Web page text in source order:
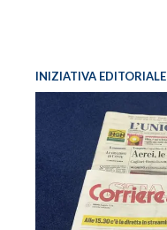
INIZIATIVA EDITORIALE